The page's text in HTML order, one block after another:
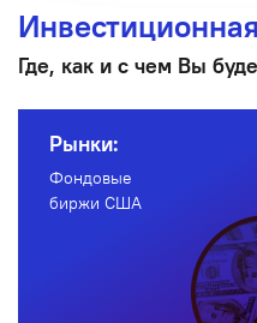
Где, как и с чем Вы
Рынки:
Фондовые
биржи США